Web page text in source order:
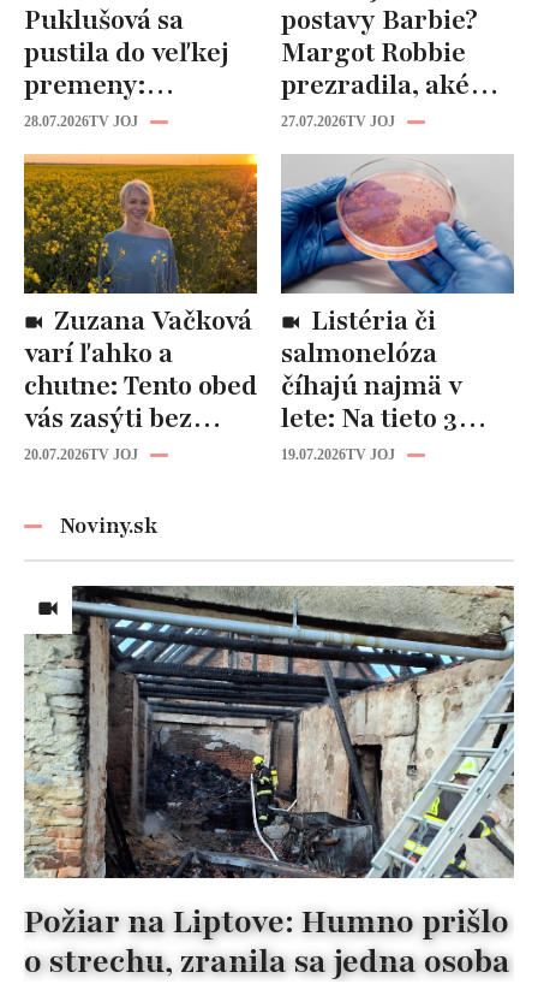
Puklušová sa
pustila do veľkej
premeny:
Odborníci však
varujú, pozor na
prísne diéty!
28.07.2026TV JOJ
postavy Barbie?
Margot Robbie
prezradila, aké
cviky jej pomohli
spevniť celé telo
27.07.2026TV JOJ
varí ľahko a
chutne: Tento obed
vás zasýti bez
zbytočných kalórií
20.07.2026TV JOJ
salmonelóza
číhajú najmä v
lete: Na tieto 3
pravidlá pri jedle
19.07.2026TV JOJ
Noviny.sk
Požiar na Liptove: Humno prišlo
o strechu, zranila sa jedna osoba